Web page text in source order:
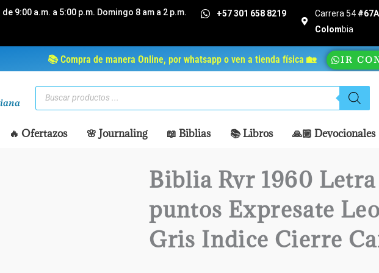
9:00 a.m. a 5:00 p.m. Domingo 8 am a 2 p.m. +57 301 658 8219 Carrera 54
Colombia
📚 Compra de manera Online, por whatsapp o ven a tienda física 🏡 IR
Búsqueda
productos
🔥 Ofertazos 🌸 Journaling 📖 Biblias 📚 Libros 🙏🏼 Devocionales
Biblia Rvr 1960 Letra
puntos Expresate
Gris Indice Cierre